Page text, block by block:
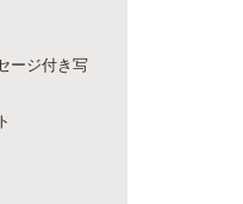
ージ付き写